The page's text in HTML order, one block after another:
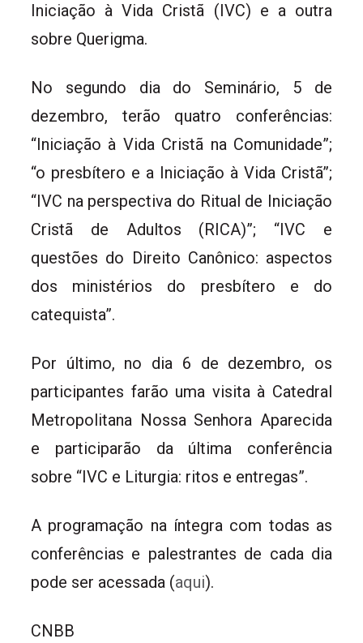
Iniciação à Vida Cristã (IVC) e a outra
sobre Querigma.
No segundo dia do Seminário, 5 de
dezembro, terão quatro conferências:
“Iniciação à Vida Cristã na Comunidade”;
“o presbítero e a Iniciação à Vida Cristã”;
“IVC na perspectiva do Ritual de Iniciação
Cristã de Adultos (RICA)”; “IVC e
questões do Direito Canônico: aspectos
dos ministérios do presbítero e do
catequista”.
Por último, no dia 6 de dezembro, os
participantes farão uma visita à Catedral
Metropolitana Nossa Senhora Aparecida
e participarão da última conferência
sobre “IVC e Liturgia: ritos e entregas”.
A programação na íntegra com todas as
conferências e palestrantes de cada dia
pode ser acessada (aqui).
CNBB